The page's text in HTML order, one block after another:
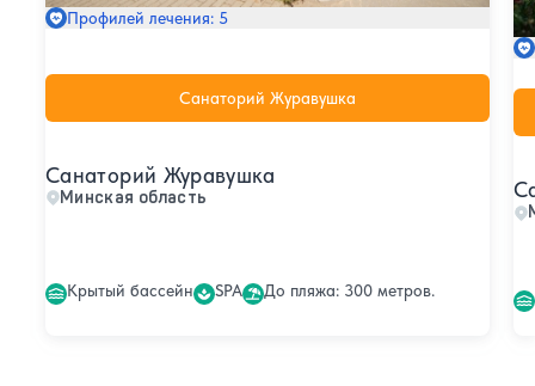
Санаторий Журавушка
Минская область
Крытый бассейн SPA До пляжа: 300 метров.
Профилей лечения: 5
Санаторий Журавушка